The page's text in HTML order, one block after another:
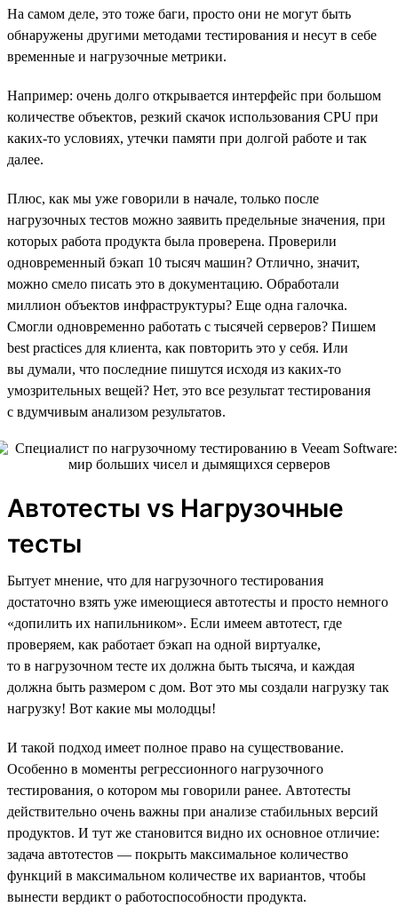
На самом деле, это тоже баги, просто они не могут быть
обнаружены другими методами тестирования и несут в себе
временные и нагрузочные метрики.
Например: очень долго открывается интерфейс при большом
количестве объектов, резкий скачок использования CPU при
каких-то условиях, утечки памяти при долгой работе и так
далее.
Плюс, как мы уже говорили в начале, только после
нагрузочных тестов можно заявить предельные значения, при
которых работа продукта была проверена. Проверили
одновременный бэкап 10 тысяч машин? Отлично, значит,
можно смело писать это в документацию. Обработали
миллион объектов инфраструктуры? Еще одна галочка.
Смогли одновременно работать с тысячей серверов? Пишем
best practices для клиента, как повторить это у себя. Или
вы думали, что последние пишутся исходя из каких-то
умозрительных вещей? Нет, это все результат тестирования
с вдумчивым анализом результатов.
Автотесты vs Нагрузочные
тесты
Бытует мнение, что для нагрузочного тестирования
достаточно взять уже имеющиеся автотесты и просто немного
«допилить их напильником». Если имеем автотест, где
проверяем, как работает бэкап на одной виртуалке,
то в нагрузочном тесте их должна быть тысяча, и каждая
должна быть размером с дом. Вот это мы создали нагрузку так
нагрузку! Вот какие мы молодцы!
И такой подход имеет полное право на существование.
Особенно в моменты регрессионного нагрузочного
тестирования, о котором мы говорили ранее. Автотесты
действительно очень важны при анализе стабильных версий
продуктов. И тут же становится видно их основное отличие:
задача автотестов — покрыть максимальное количество
функций в максимальном количестве их вариантов, чтобы
вынести вердикт о работоспособности продукта.